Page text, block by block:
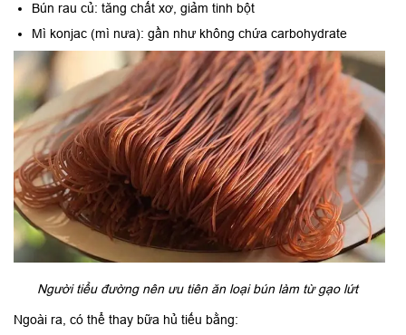
Bún rau củ: tăng chất xơ, giảm tinh bột
Mì konjac (mì nưa): gần như không chứa carbohydrate
Người tiểu đường nên ưu tiên ăn loại bún làm từ gạo lứt
Ngoài ra, có thể thay bữa hủ tiếu bằng: